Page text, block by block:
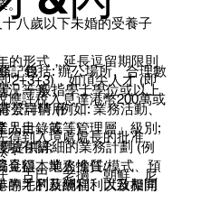
八歲以下未婚的受養子
的形式，延長逗留期限則
2+3+3)，如頂尖人才 (即
應評稅入息達港幣200萬或
得到入境處處長的批准
：
、古巴、老撾、朝鮮、尼
記錄
一般指學士學位或以上
公司聘用
」或「管理層」級別;
有關;
得本地人擔任;
的薪酬福利大致相同
包括: 辦公場所、合理數
況等等
詳情 (例如: 業務活動、
品目錄等等)
供詳細的業務計劃 (例
金額、業務性質/模式、預
的毛利及純利、以及擬開